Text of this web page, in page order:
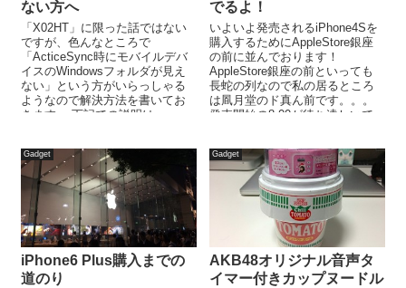
ない方へ
「X02HT」に限った話ではない
ですが、色んなところで
「ActiceSync時にモバイルデバ
イスのWindowsフォルダが見え
ない」という方がいらっしゃる
ようなので解決方法を書いてお
きます。 下記での説明は
でるよ！
いよいよ発売されるiPhone4Sを
購入するためにAppleStore銀座
の前に並んでおります！
AppleStore銀座の前といっても
長蛇の列なので私の居るところ
は凮月堂のド真ん前です。。。
発売開始の8:00が待ち遠しいで
Gadget
iPhone6 Plus購入までの
道のり
Gadget
AKB48オリジナル音声タ
イマー付きカップヌードル